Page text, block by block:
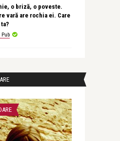
o briză, o poveste.
vară are rochia ei. Care